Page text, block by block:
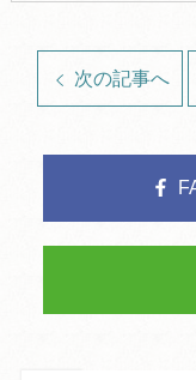
次の記事へ